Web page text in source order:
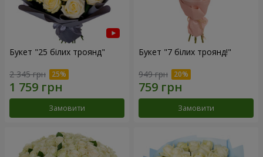
Букет "25 білих троянд"
2 345 грн
Замовити
Букет "7 білих троянд!"
949 грн
Замовити